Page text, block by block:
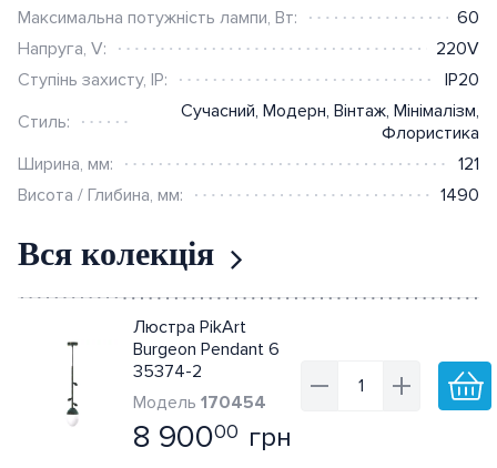
Вся колекція
Люстра PikArt
Burgeon Pendant 6
35374-2
170454
8 90000 грн
Максимальна потужність лампи, Вт:
60
Напруга, V:
220V
Ступінь захисту, IP:
IP20
Стиль:
Сучасний, Модерн, Вінтаж, Мінімалізм,
Флористика
Ширина, мм:
121
Висота / Глибина, мм:
1490
Розумна інсталяція Ajax
Датчики